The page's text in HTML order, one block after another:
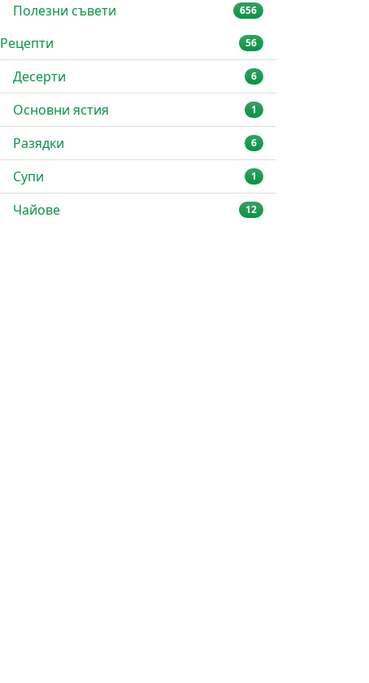
Полезни съвети 656
Рецепти 56
Десерти 6
Основни ястия 1
Разядки 6
Супи 1
Чайове 12